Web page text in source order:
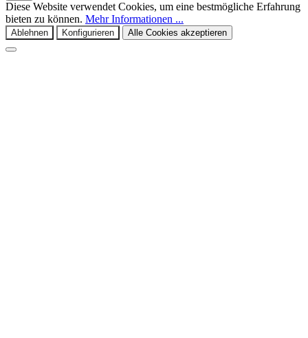
Diese Website verwendet Cookies, um eine bestmögliche Erfahrung
bieten zu können. Mehr Informationen ...
Ablehnen Konfigurieren Alle Cookies akzeptieren